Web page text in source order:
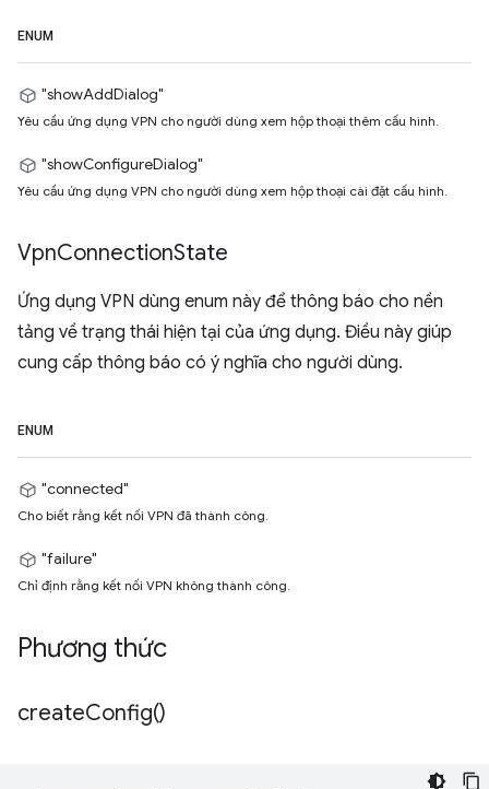
ENUM
"showAddDialog"
Yêu cầu ứng dụng VPN cho người dùng xem hộp thoại thêm cấu hình.
"showConfigureDialog"
Yêu cầu ứng dụng VPN cho người dùng xem hộp thoại cài đặt cấu hình.
VpnConnectionState
Ứng dụng VPN dùng enum này để thông báo cho nền
tảng về trạng thái hiện tại của ứng dụng. Điều này giúp
cung cấp thông báo có ý nghĩa cho người dùng.
ENUM
"connected"
Cho biết rằng kết nối VPN đã thành công.
"failure"
Chỉ định rằng kết nối VPN không thành công.
Phương thức
createConfig()